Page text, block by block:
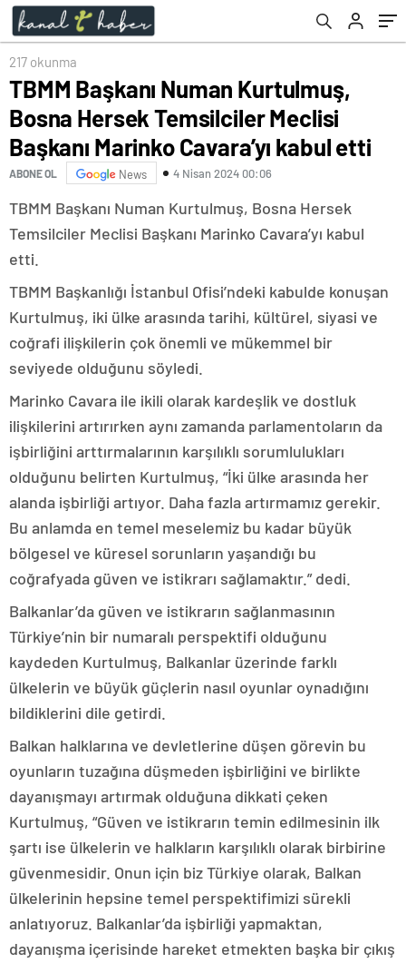
Cavara’yı kabul etti
217 okunma
TBMM Başkanı Numan Kurtulmuş,
Bosna Hersek Temsilciler Meclisi
Başkanı Marinko Cavara’yı kabul etti
ABONE OL News 4 Nisan 2024 00:06
TBMM Başkanı Numan Kurtulmuş, Bosna Hersek
Temsilciler Meclisi Başkanı Marinko Cavara’yı kabul
etti.
TBMM Başkanlığı İstanbul Ofisi’ndeki kabulde konuşan
Kurtulmuş, iki ülke arasında tarihi, kültürel, siyasi ve
coğrafi ilişkilerin çok önemli ve mükemmel bir
seviyede olduğunu söyledi.
Marinko Cavara ile ikili olarak kardeşlik ve dostluk
ilişkilerini artırırken aynı zamanda parlamentoların da
işbirliğini arttırmalarının karşılıklı sorumlulukları
olduğunu belirten Kurtulmuş, “İki ülke arasında her
alanda işbirliği artıyor. Daha fazla artırmamız gerekir.
Bu anlamda en temel meselemiz bu kadar büyük
bölgesel ve küresel sorunların yaşandığı bu
coğrafyada güven ve istikrarı sağlamaktır.” dedi.
Balkanlar’da güven ve istikrarın sağlanmasının
Türkiye’nin bir numaralı perspektifi olduğunu
kaydeden Kurtulmuş, Balkanlar üzerinde farklı
ülkelerin ve büyük güçlerin nasıl oyunlar oynadığını
bildiklerini dile getirdi.
Balkan halklarına ve devletlerine düşen görevin bu
oyunların tuzağına düşmeden işbirliğini ve birlikte
dayanışmayı artırmak olduğuna dikkati çeken
Kurtulmuş, “Güven ve istikrarın temin edilmesinin ilk
şartı ise ülkelerin ve halkların karşılıklı olarak birbirine
güvenmesidir. Onun için biz Türkiye olarak, Balkan
ülkelerinin hepsine temel perspektifimizi sürekli
anlatıyoruz. Balkanlar’da işbirliği yapmaktan,
dayanışma içerisinde hareket etmekten başka bir çıkış